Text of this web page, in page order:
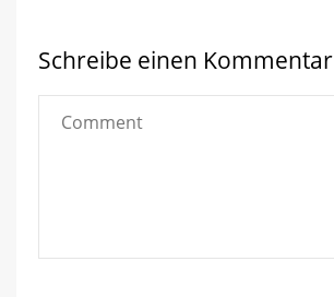
Schreibe einen Kommentar